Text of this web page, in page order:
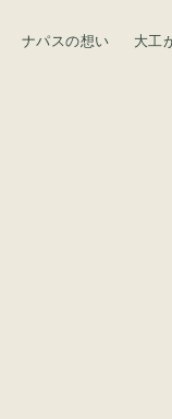
ナパスの想い 大工